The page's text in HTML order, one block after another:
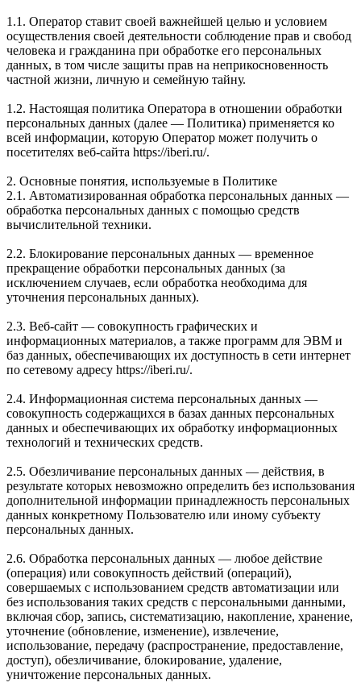
1.1. Оператор ставит своей важнейшей целью и условием
осуществления своей деятельности соблюдение прав и свобод
человека и гражданина при обработке его персональных
данных, в том числе защиты прав на неприкосновенность
частной жизни, личную и семейную тайну.
1.2. Настоящая политика Оператора в отношении обработки
персональных данных (далее — Политика) применяется ко
всей информации, которую Оператор может получить о
посетителях веб-сайта https://iberi.ru/.
2. Основные понятия, используемые в Политике
2.1. Автоматизированная обработка персональных данных —
обработка персональных данных с помощью средств
вычислительной техники.
2.2. Блокирование персональных данных — временное
прекращение обработки персональных данных (за
исключением случаев, если обработка необходима для
уточнения персональных данных).
2.3. Веб-сайт — совокупность графических и
информационных материалов, а также программ для ЭВМ и
баз данных, обеспечивающих их доступность в сети интернет
по сетевому адресу https://iberi.ru/.
2.4. Информационная система персональных данных —
совокупность содержащихся в базах данных персональных
данных и обеспечивающих их обработку информационных
технологий и технических средств.
2.5. Обезличивание персональных данных — действия, в
результате которых невозможно определить без использования
дополнительной информации принадлежность персональных
данных конкретному Пользователю или иному субъекту
персональных данных.
2.6. Обработка персональных данных — любое действие
(операция) или совокупность действий (операций),
совершаемых с использованием средств автоматизации или
без использования таких средств с персональными данными,
включая сбор, запись, систематизацию, накопление, хранение,
уточнение (обновление, изменение), извлечение,
использование, передачу (распространение, предоставление,
доступ), обезличивание, блокирование, удаление,
уничтожение персональных данных.